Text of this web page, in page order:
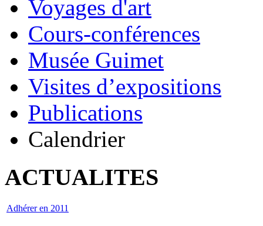
Voyages d'art
Cours-conférences
Musée Guimet
Visites d’expositions
Publications
Calendrier
ACTUALITES
Adhérer en 2011